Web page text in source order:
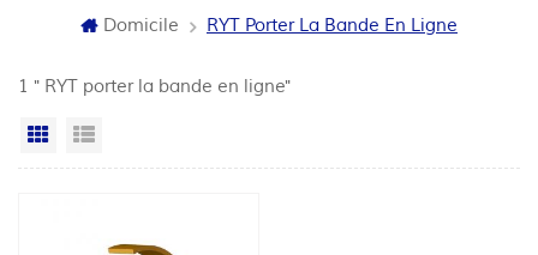
Domicile RYT Porter La Bande En Ligne
1 " RYT porter la bande en ligne"
Grille